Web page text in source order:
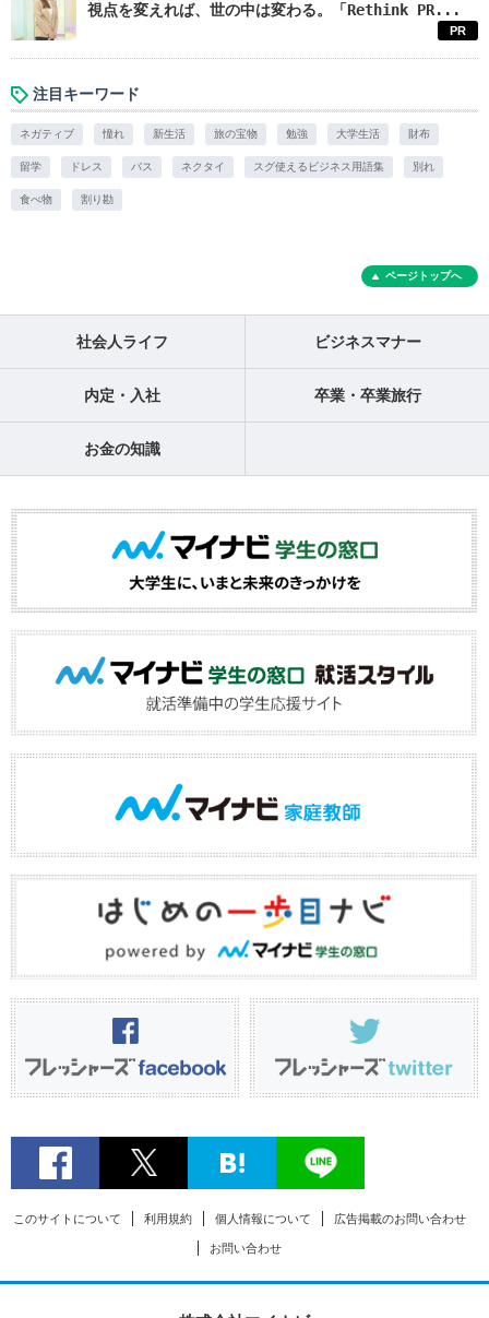
視点を変えれば、世の中は変わる。「Rethink PR...
PR
注目キーワード
ネガティブ 憧れ 新生活 旅の宝物 勉強 大学生活 財布
留学 ドレス バス ネクタイ スグ使えるビジネス用語集 別れ
食べ物 割り勘
ページトップへ
社会人ライフ ビジネスマナー
内定・入社 卒業・卒業旅行
お金の知識
このサイトについて 利用規約 個人情報について 広告掲載のお問い合わせ
お問い合わせ